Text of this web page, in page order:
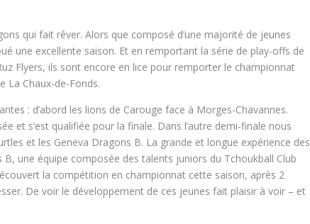
qui fait rêver. Alors que composé d’une majorité de jeunes
une excellente saison. Et en remportant la série de play-offs de
Flyers, ils sont encore en lice pour remporter le championnat
La Chaux-de-Fonds.
: d’abord les lions de Carouge face à Morges-Chavannes.
et s’est qualifiée pour la finale. Dans l’autre demi-finale nous
et les Geneva Dragons B. La grande et longue expérience des
une équipe composée des talents juniors du Tchoukball Club
la compétition en championnat cette saison, après 2
De voir le développement de ces jeunes fait plaisir à voir – et